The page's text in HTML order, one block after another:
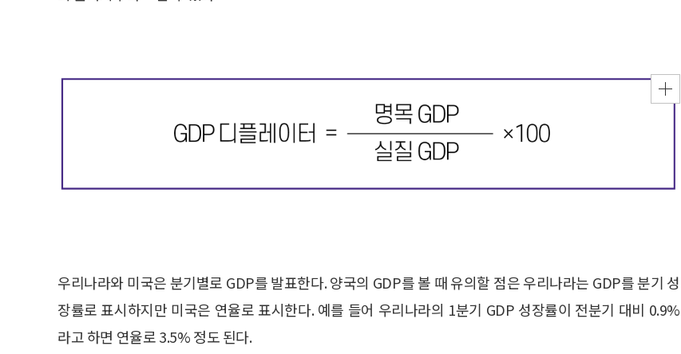
우리나라와 미국은 분기별로 GDP를 발표한다. 양국의 GDP를 볼 때 유의할 점은 우리나라는 GDP를 분기 성
장률로 표시하지만 미국은 연율로 표시한다. 예를 들어 우리나라의 1분기 GDP 성장률이 전분기 대비 0.9%
라고 하면 연율로 3.5% 정도 된다.